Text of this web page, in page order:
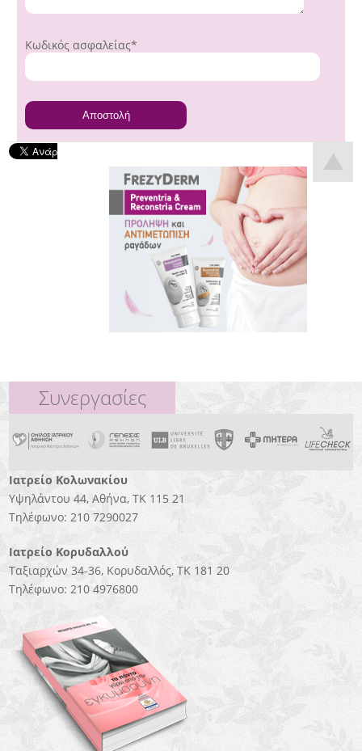
Κωδικός ασφαλείας*
Συνεργασίες
Ιατρείο Κολωνακίου
Υψηλάντου 44, Αθήνα, ΤΚ 115 21
Τηλέφωνο: 210 7290027
Ιατρείο Κορυδαλλού
Tαξιαρχών 34-36, Κορυδαλλός, ΤΚ 181 20
Τηλέφωνο: 210 4976800